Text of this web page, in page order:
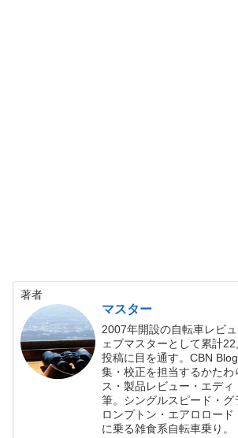
著者
マスター
2007年開設の自転車レビ
ェブマスターとして累計
投稿に目を通す。CBN
集・校正を担当するかたわ
ス・製品レビュー・エデ
筆。シングルスピード・
ロンプトン・エアロロード
に乗る雑食系自転車乗り。